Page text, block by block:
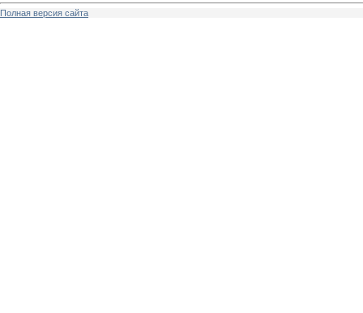
Полная версия сайта